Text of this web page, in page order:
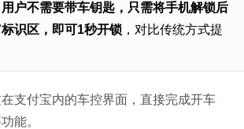
用户不需要带车钥匙，只需将手机解锁后
识区，即可1秒开锁 ，对比传统方式提
支付宝内的车控界面，直接完成开车
能。